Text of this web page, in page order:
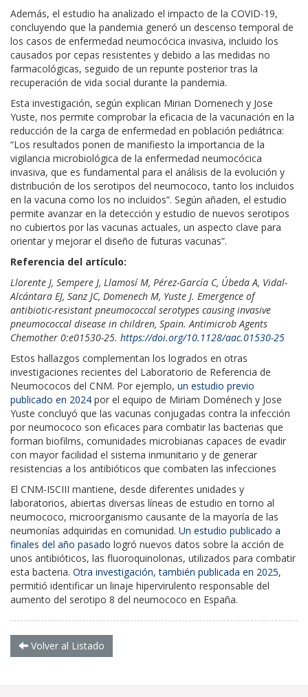
Además, el estudio ha analizado el impacto de la COVID-19,
concluyendo que la pandemia generó un descenso temporal de
los casos de enfermedad neumocócica invasiva, incluido los
causados por cepas resistentes y debido a las medidas no
farmacológicas, seguido de un repunte posterior tras la
recuperación de vida social durante la pandemia.
Esta investigación, según explican Mirian Domenech y Jose
Yuste, nos permite comprobar la eficacia de la vacunación en la
reducción de la carga de enfermedad en población pediátrica:
“Los resultados ponen de manifiesto la importancia de la
vigilancia microbiológica de la enfermedad neumocócica
invasiva, que es fundamental para el análisis de la evolución y
distribución de los serotipos del neumococo, tanto los incluidos
en la vacuna como los no incluidos”. Según añaden, el estudio
permite avanzar en la detección y estudio de nuevos serotipos
no cubiertos por las vacunas actuales, un aspecto clave para
orientar y mejorar el diseño de futuras vacunas”.
Referencia del artículo:
Llorente J, Sempere J, Llamosí M, Pérez-García C, Úbeda A, Vidal-
Alcántara EJ, Sanz JC, Domenech M, Yuste J. Emergence of
antibiotic-resistant pneumococcal serotypes causing invasive
pneumococcal disease in children, Spain. Antimicrob Agents
Chemother 0:e01530-25. https://doi.org/10.1128/aac.01530-25
Estos hallazgos complementan los logrados en otras
investigaciones recientes del Laboratorio de Referencia de
Neumococos del CNM. Por ejemplo, un estudio previo
publicado en 2024 por el equipo de Miriam Doménech y Jose
Yuste concluyó que las vacunas conjugadas contra la infección
por neumococo son eficaces para combatir las bacterias que
forman biofilms, comunidades microbianas capaces de evadir
con mayor facilidad el sistema inmunitario y de generar
resistencias a los antibióticos que combaten las infecciones
El CNM-ISCIII mantiene, desde diferentes unidades y
laboratorios, abiertas diversas líneas de estudio en torno al
neumococo, microorganismo causante de la mayoría de las
neumonías adquiridas en comunidad. Un estudio publicado a
finales del año pasado logró nuevos datos sobre la acción de
unos antibióticos, las fluoroquinolonas, utilizados para combatir
esta bacteria. Otra investigación, también publicada en 2025,
permitió identificar un linaje hipervirulento responsable del
aumento del serotipo 8 del neumococo en España.
Volver al Listado